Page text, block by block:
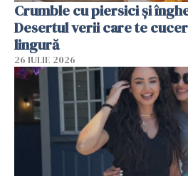
Crumble cu piersici și
Desertul verii care te
lingură
26 IULIE 2026